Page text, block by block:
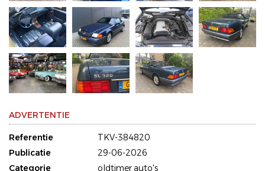
ADVERTENTIE
Referentie
TKV-384820
Publicatie
29-06-2026
Categorie
oldtimer auto's